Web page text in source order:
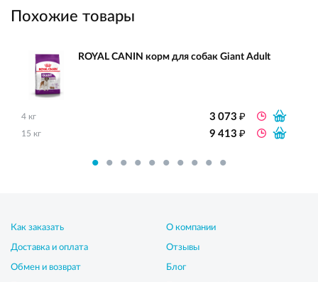
Похожие товары
ROYAL CANIN корм для собак Giant Adult
4 кг 3 073₽
15 кг 9 413₽
Как заказать
Доставка и оплата
Обмен и возврат
О компании
Отзывы
Блог